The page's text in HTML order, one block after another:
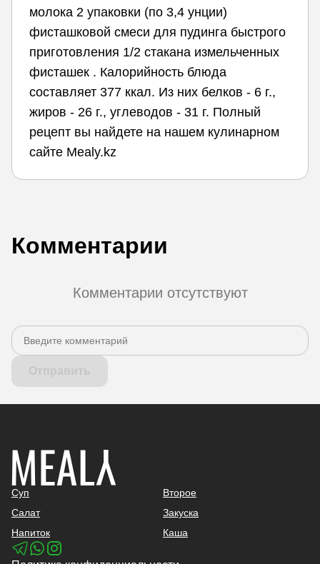
молока 2 упаковки (по 3,4 унции)
фисташковой смеси для пудинга быстрого
приготовления 1/2 стакана измельченных
фисташек . Калорийность блюда
составляет 377 ккал. Из них белков - 6 г.,
жиров - 26 г., углеводов - 31 г. Полный
рецепт вы найдете на нашем кулинарном
сайте Mealy.kz
Комментарии
Комментарии отсутствуют
Суп
Второе
Салат
Закуска
Напиток
Каша